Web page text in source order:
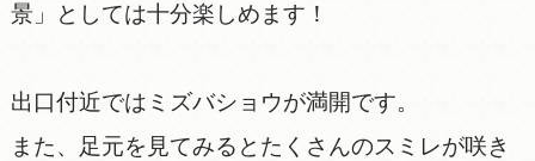
景」としては十分楽しめます！
出口付近ではミズバショウが満開です。
また、足元を見てみるとたくさんのスミレが咲き